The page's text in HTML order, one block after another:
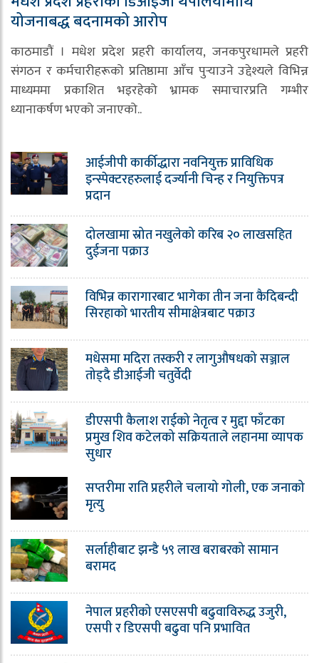
योजनाबद्ध बदनामको आरोप
काठमाडौं । मधेश प्रदेश प्रहरी कार्यालय, जनकपुरधामले प्रहरी
संगठन र कर्मचारीहरूको प्रतिष्ठामा आँच पुर्‍याउने उद्देश्यले विभिन्न
माध्यममा प्रकाशित भइरहेको भ्रामक समाचारप्रति गम्भीर
ध्यानाकर्षण भएको जनाएको..
आईजीपी कार्कीद्धारा नवनियुक्त प्राविधिक
इन्स्पेक्टरहरुलाई दर्ज्यानी चिन्ह र नियुक्तिपत्र
प्रदान
दोलखामा स्रोत नखुलेको करिब २० लाखसहित
दुईजना पक्राउ
विभिन्न कारागारबाट भागेका तीन जना कैदिबन्दी
सिरहाको भारतीय सीमाक्षेत्रबाट पक्राउ
मधेसमा मदिरा तस्करी र लागुऔषधको सञ्जाल
तोड्दै डीआईजी चतुर्वेदी
डीएसपी कैलाश राईको नेतृत्व र मुद्दा फाँटका
प्रमुख शिव कटेलको सक्रियताले लहानमा व्यापक
सुधार
सप्तरीमा राति प्रहरीले चलायो गोली, एक जनाको
मृत्यु
सर्लाहीबाट झन्डै ५९ लाख बराबरको सामान
बरामद
नेपाल प्रहरीको एसएसपी बढुवाविरुद्ध उजुरी,
एसपी र डिएसपी बढुवा पनि प्रभावित